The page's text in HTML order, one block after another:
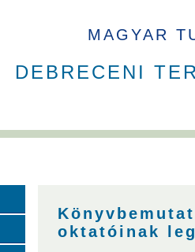
MAGYAR
DEBRECENI
oktatóinak